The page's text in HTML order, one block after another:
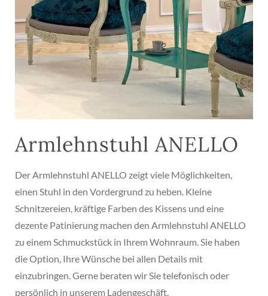
Armlehnstuhl ANELLO
Der Armlehnstuhl ANELLO zeigt viele Möglichkeiten,
einen Stuhl in den Vordergrund zu heben. Kleine
Schnitzereien, kräftige Farben des Kissens und eine
dezente Patinierung machen den Armlehnstuhl ANELLO
zu einem Schmuckstück in Ihrem Wohnraum. Sie haben
die Option, Ihre Wünsche bei allen Details mit
einzubringen. Gerne beraten wir Sie telefonisch oder
persönlich in unserem Ladengeschäft.